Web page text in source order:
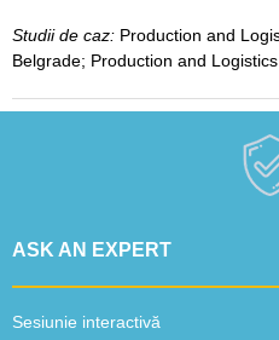
Studii de caz: Production and
Belgrade; Production and
ASK AN EXPERT
Sesiunie interactivă